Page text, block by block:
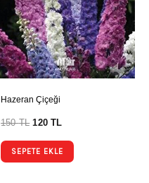
Hazeran Çiçeği
150TL 120TL
SEPETE EKLE